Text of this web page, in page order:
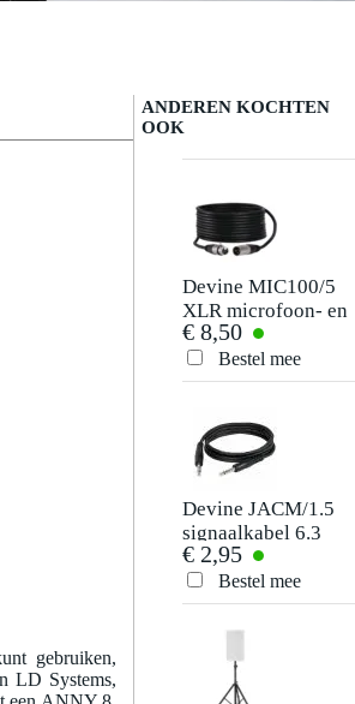
gebruiken,
LD Systems,
Je naam
Je beoordeling
Verstuur
Er zijn nog geen reviews
ANDEREN KOCHTEN
OOK
Devine MIC100/5
XLR microfoon- en
signaalkabel 5
meter
€ 8,50
Bestel mee
Devine JACM/1.5
signaalkabel 6.3
mm TS mono jack-
jack 1.5 meter
€ 2,95
Bestel mee